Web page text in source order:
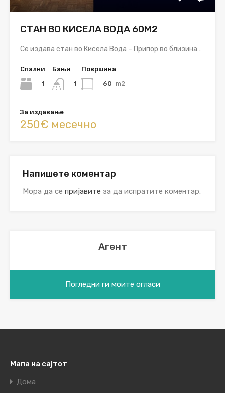
СТАН ВО КИСЕЛА ВОДА 60М2
Се издава стан во Кисела Вода – Припор во близина…
Спални
1
Бањи
1
Површина
60 m2
За издавање
250€ месечно
Напишете коментар
Мора да се пријавите за да испратите коментар.
Агент
Погледни ги моите огласи
Мапа на сајтот
Дома